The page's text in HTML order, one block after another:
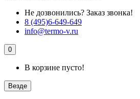
Не дозвонились? Заказ звонка!
8 (495)6-649-649
info@termo-v.ru
0
В корзине пусто!
Везде